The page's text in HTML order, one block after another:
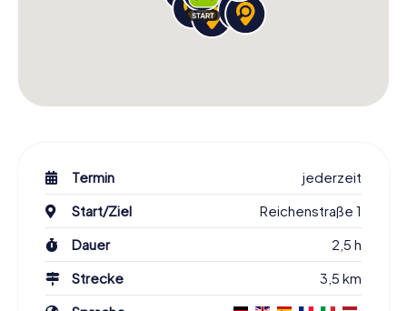
Termin
jederzeit
Start/Ziel
Reichenstraße 1
Dauer
2,5 h
Strecke
3,5 km